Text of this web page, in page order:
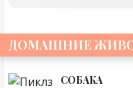
ДОМАШНИЕ
СОБАКА